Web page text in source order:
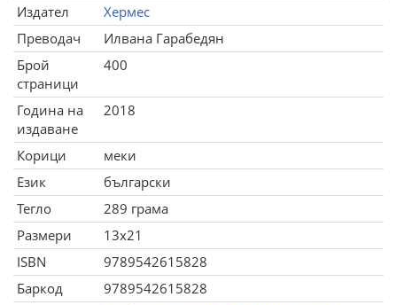
Издател
Хермес
Преводач
Илвана Гарабедян
Брой
страници
400
Година на
издаване
2018
Корици
меки
Език
български
Тегло
289 грама
Размери
13x21
ISBN
9789542615828
Баркод
9789542615828